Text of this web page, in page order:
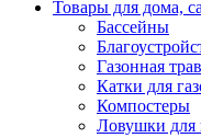
Товары для дома,
Бассейны
Газонная
Катки для
Компостеры
Ловушки для